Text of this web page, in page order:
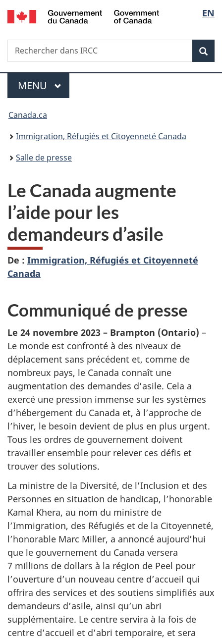
Passer
au
Passer
à
du
Passer
à
simplifiée
de
la
EN
Recherche
Rechercher
dans
Menu
MENU PRINCIPAL
Vous
êtes
ici :
Canada.ca
Immigration, Réfugiés et Citoyenneté Canada
Salle de presse
Le Canada augmente
l’aide pour les
demandeurs d’asile
De : Immigration, Réfugiés et Citoyenneté
Canada
Communiqué de presse
Le 24 novembre 2023 – Brampton (Ontario) –
Le monde est confronté à des niveaux de
déplacement sans précédent et, comme de
nombreux pays, le Canada connaît une
augmentation des demandes d’asile. Cela a
exercé une pression immense sur les systèmes
d’hébergement du Canada et, à l’approche de
l’hiver, le besoin devient de plus en plus urgent.
Tous les ordres de gouvernement doivent
travailler ensemble pour relever ces défis et
trouver des solutions.
La ministre de la Diversité, de l’Inclusion et des
Personnes en situation de handicap, l’honorable
Kamal Khera, au nom du ministre de
l’Immigration, des Réfugiés et de la Citoyenneté,
l’honorable Marc Miller, a annoncé aujourd’hui
que le gouvernement du Canada versera
7 millions de dollars à la région de Peel pour
l’ouverture d’un nouveau centre d’accueil qui
offrira des services et des soutiens simplifiés aux
demandeurs d’asile, ainsi qu’un abri
supplémentaire. Le centre servira à la fois de
centre d’accueil et d’abri temporaire, et sera